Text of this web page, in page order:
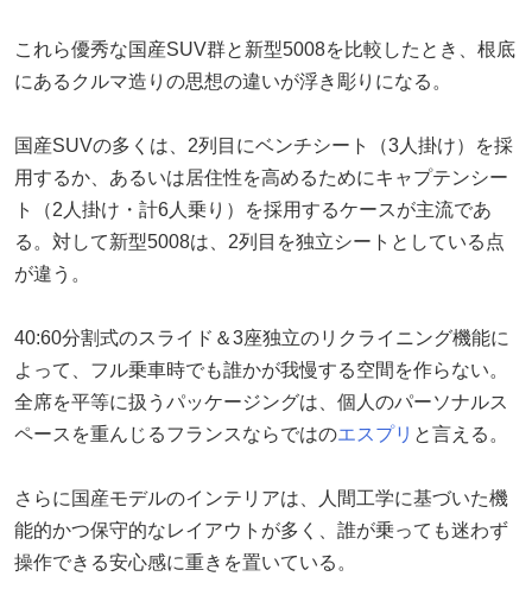
これら優秀な国産SUV群と新型5008を比較したとき、根底
にあるクルマ造りの思想の違いが浮き彫りになる。
国産SUVの多くは、2列目にベンチシート（3人掛け）を採
用するか、あるいは居住性を高めるためにキャプテンシー
ト（2人掛け・計6人乗り）を採用するケースが主流であ
る。対して新型5008は、2列目を独立シートとしている点
が違う。
40:60分割式のスライド＆3座独立のリクライニング機能に
よって、フル乗車時でも誰かが我慢する空間を作らない。
全席を平等に扱うパッケージングは、個人のパーソナルス
ペースを重んじるフランスならではのエスプリ と言える。
さらに国産モデルのインテリアは、人間工学に基づいた機
能的かつ保守的なレイアウトが多く、誰が乗っても迷わず
操作できる安心感に重きを置いている。